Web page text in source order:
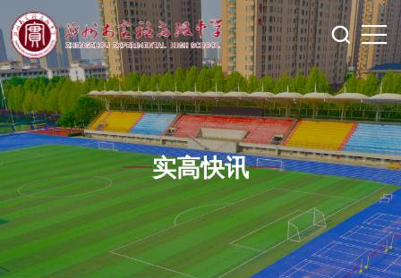
实高快讯